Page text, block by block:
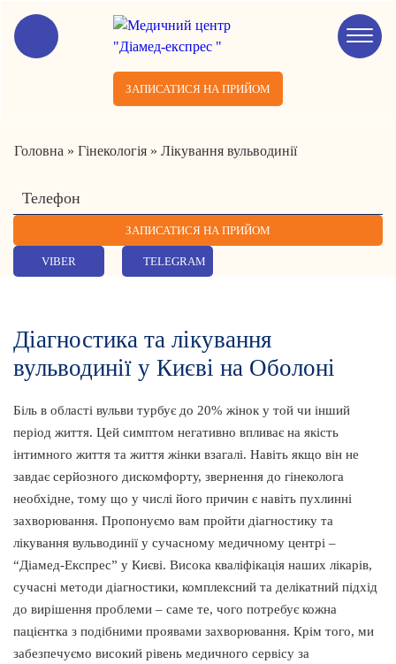
ЗАПИСАТИСЯ НА ПРИЙОМ
Головна » Гінекологія » Лікування вульводинії
VIBER TELEGRAM
Діагностика та лікування
вульводинії у Києві на Оболоні
Біль в області вульви турбує до 20% жінок у той чи інший
період життя. Цей симптом негативно впливає на якість
інтимного життя та життя жінки взагалі. Навіть якщо він не
завдає серйозного дискомфорту, звернення до гінеколога
необхідне, тому що у числі його причин є навіть пухлинні
захворювання. Пропонуємо вам пройти діагностику та
лікування вульводинії у сучасному медичному центрі –
“Діамед-Експрес” у Києві. Висока кваліфікація наших лікарів,
сучасні методи діагностики, комплексний та делікатний підхід
до вирішення проблеми – саме те, чого потребує кожна
пацієнтка з подібними проявами захворювання. Крім того, ми
забезпечуємо високий рівень медичного сервісу за